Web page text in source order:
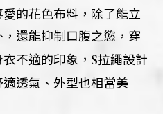
的花色布料，除了能立
還能抑制口腹之慾，穿
不適的印象， S拉繩設計
透氣、外型也相當美